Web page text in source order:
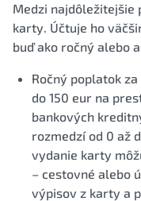
Medzi najdôležitejšie
karty. Účtuje ho
buď ako ročný alebo
Ročný poplatok
do 150 eur na
bankových
rozmedzí od 0 až
vydanie karty
– cestovné alebo
výpisov z karty a